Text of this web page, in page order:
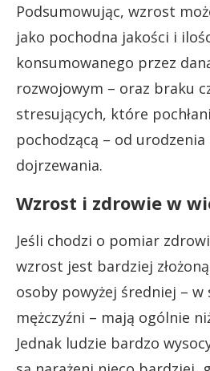
Podsumowując, wzrost
jako pochodna jakości i
konsumowanego przez
rozwojowym – oraz braku
stresujących, które
pochodzącą – od
dojrzewania.
Wzrost i zdrowie w
Jeśli chodzi o pomiar
wzrost jest bardziej
osoby powyżej średniej – w
mężczyźni – mają ogólnie
Jednak ludzie bardzo